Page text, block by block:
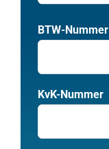
Mail
BTW-Nummer
KvK-Nummer